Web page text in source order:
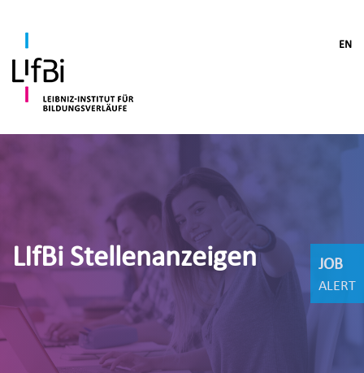
EN
LIfBi Stellenanzeigen JOB
ALERT